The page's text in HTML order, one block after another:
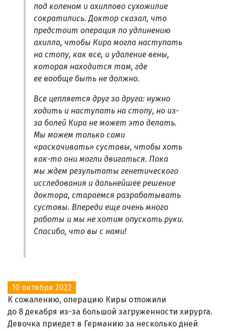
под коленом и ахиллово сухожилие
сократились. Доктор сказал, что
предстоит операция по удлинению
ахилла, чтобы Кира могла наступать
на стопу, как все, и удаление вены,
которая находится там, где
ее вообще быть не должно.
Все цепляется друг за друга: нужно
ходить и наступать на стопу, но из-
за болей Кира не может это делать.
Мы можем только сами
«раскачивать» суставы, чтобы хоть
как-то они могли двигаться. Пока
мы ждем результаты генетического
исследования и дальнейшее решение
доктора, стараемся разрабатывать
суставы. Впереди еще очень много
работы и мы не хотим опускать руки.
Спасибо, что вы с нами!
10 октября 2022
К сожалению, операцию Киры отложили
до 8 декабря из-за большой загруженности хирурга.
Девочка приедет в Германию за несколько дней